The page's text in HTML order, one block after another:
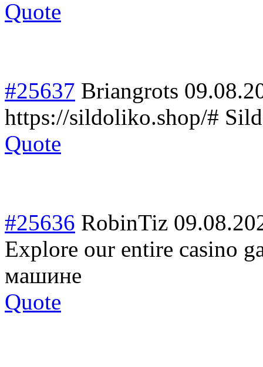
Quote
#25637 Briangrots
https://sildoliko.shop/#
Quote
#25636 RobinTiz
Explore our entire casino
машине
Quote